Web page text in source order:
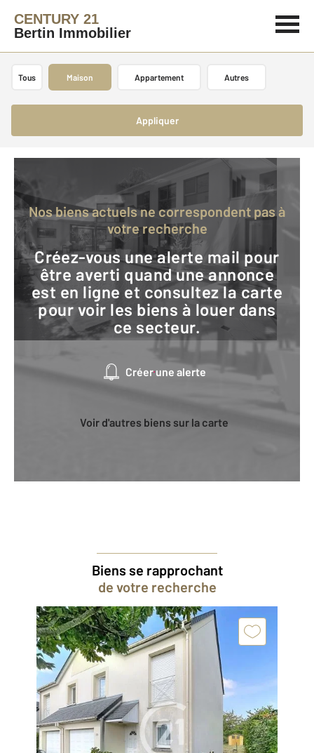
CENTURY 21
Bertin Immobilier
Tous Maison Appartement Autres
Appliquer
Nos biens actuels ne correspondent pas à
votre recherche
Créez-vous une alerte mail pour
être averti quand une annonce
est en ligne et consultez la carte
pour voir les biens à louer dans
ce secteur.
Créer une alerte
Voir d'autres biens sur la carte
Biens se rapprochant
de votre recherche